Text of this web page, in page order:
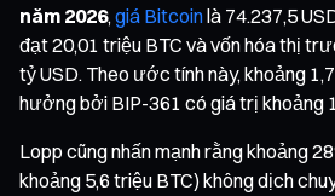
năm 2026, giá Bitcoinlà 74.237,5
đạt 20,01 triệu BTC và vốn hóa thị
tỷ USD. Theo ước tính này, khoảng
hưởng bởi BIP-361 có giá trị khoảng
Lopp cũng nhấn mạnh rằng khoảng
khoảng 5,6 triệu BTC) không dịch